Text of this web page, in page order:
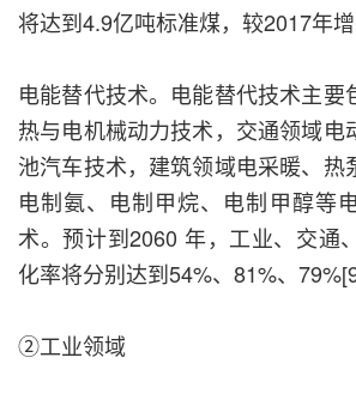
将达到4.9亿吨标准煤，较2017年增
电能替代技术。电能替代技术主要
热与电机械动力技术，交通领域电
池汽车技术，建筑领域电采暖、热
电制氨、电制甲烷、电制甲醇等
术。预计到2060 年，工业、交通
化率将分别达到54%、81%、
②工业领域